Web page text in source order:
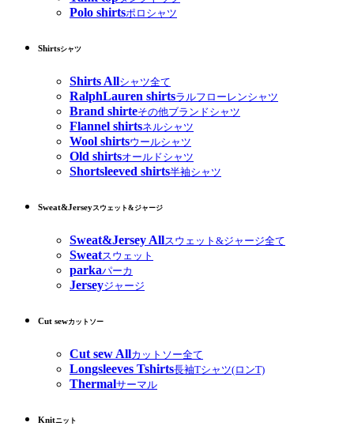
Polo shirtsポロシャツ
Shirtsシャツ
Shirts Allシャツ全て
RalphLauren shirtsラルフローレンシャツ
Brand shirteその他ブランドシャツ
Flannel shirtsネルシャツ
Wool shirtsウールシャツ
Old shirtsオールドシャツ
Shortsleeved shirts半袖シャツ
Sweat&Jerseyスウェット&ジャージ
Sweat&Jersey Allスウェット&ジャージ全て
Sweatスウェット
parkaパーカ
Jerseyジャージ
Cut sewカットソー
Cut sew Allカットソー全て
Longsleeves Tshirts長袖Tシャツ(ロンT)
Thermalサーマル
Knitニット